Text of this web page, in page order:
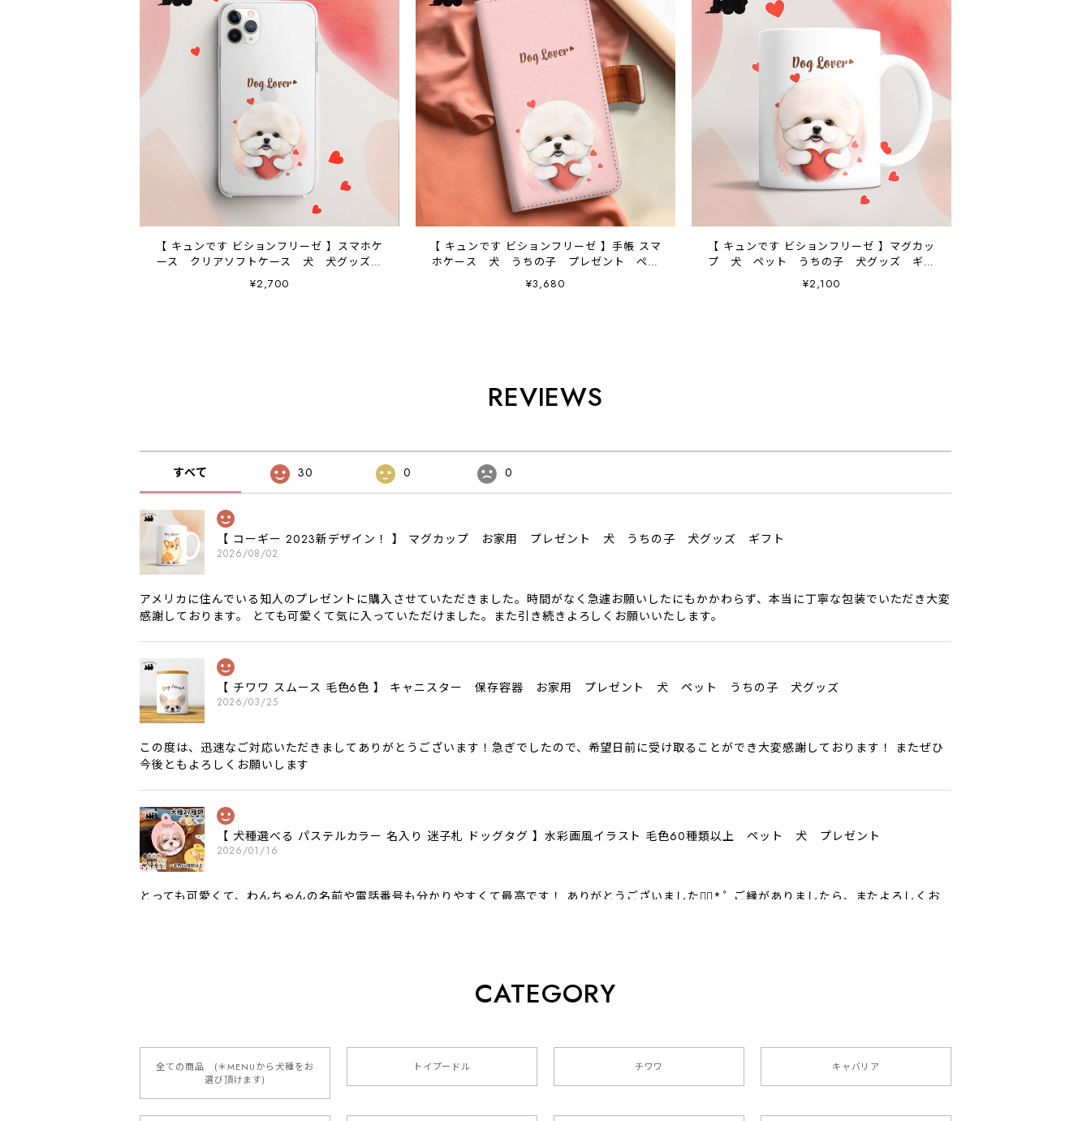
【 キュンです ビションフリーゼ 】スマホケ
ース クリアソフトケース 犬 犬グッズ
プレゼント アンドロイド対応
¥2,700
【 キュンです ビションフリーゼ 】手帳 スマ
ホケース 犬 うちの子 プレゼント ペッ
ト Android対応
¥3,680
【 キュンです ビションフリーゼ 】マグカッ
プ 犬 ペット うちの子 犬グッズ ギフ
ト プレゼント 母の日
¥2,100
REVIEWS
すべて 30 0 0
【 コーギー 2023新デザイン！ 】 マグカップ お家用 プレゼント 犬 うちの子 犬グッズ ギフト
2026/08/02
アメリカに住んでいる知人のプレゼントに購入させていただきました。時間がなく急遽お願いしたにもかかわらず、本当に丁寧な包装でいただき大変
感謝しております。 とても可愛くて気に入っていただけました。また引き続きよろしくお願いいたします。
【 チワワ スムース 毛色6色 】 キャニスター 保存容器 お家用 プレゼント 犬 ペット うちの子 犬グッズ
2026/03/25
この度は、迅速なご対応いただきましてありがとうございます！急ぎでしたので、希望日前に受け取ることができ大変感謝しております！ またぜひ
今後ともよろしくお願いします
【 犬種選べる パステルカラー 名入り 迷子札 ドッグタグ 】水彩画風イラスト 毛色60種類以上 ペット 犬 プレゼント
2026/01/16
とっても可愛くて、わんちゃんの名前や電話番号も分かりやすくて最高です！ ありがとうございました❁⃘*.ﾟ ご縁がありましたら、またよろしくお
【 自然に囲まれた ダックスフンド 】 キャニスター 保存容器 お家用 プレゼント 犬 ペット うちの子 犬グッズ
【 ボーダーコリー 水彩画風 毛色4色 】 手帳 スマホケース 犬 うちの子 iPhone & Android
2025/05/09
CATEGORY
全ての商品 (＊MENUから犬種をお
選び頂けます)
トイプードル チワワ キャバリア